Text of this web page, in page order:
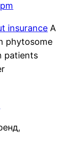
insurance A
phytosome
patients